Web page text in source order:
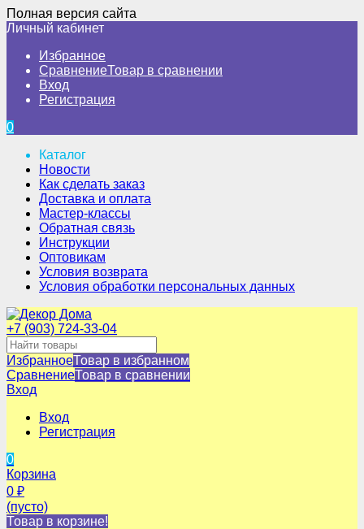
Полная версия сайта
Личный кабинет
Избранное
СравнениеТовар в сравнении
Вход
Регистрация
0
Каталог
Новости
Как сделать заказ
Доставка и оплата
Мастер-классы
Обратная связь
Инструкции
Оптовикам
Условия возврата
Условия обработки персональных данных
+7 (903) 724-33-04
ИзбранноеТовар в избранном
СравнениеТовар в сравнении
Вход
Вход
Регистрация
0
Корзина
0 ₽
(пусто)
Товар в корзине!